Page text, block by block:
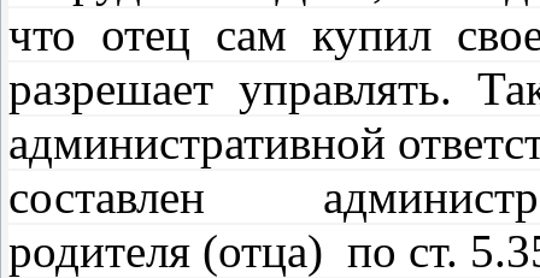
что отец сам купил
разрешает управлять.
административной
составлен
родителя (отца) по ст.